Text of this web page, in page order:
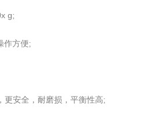
g;
作方便;
更安全，耐磨损，平衡性高;